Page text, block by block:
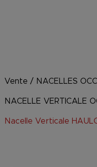
Vente / NACELLES
NACELLE VERTICALE
Nacelle Verticale